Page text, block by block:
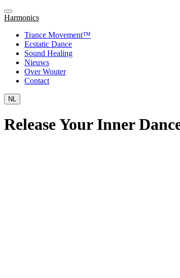
Harmonics
Trance Movement™
Ecstatic Dance
Sound Healing
Nieuws
Over Wouter
Contact
NL
Release Your Inner